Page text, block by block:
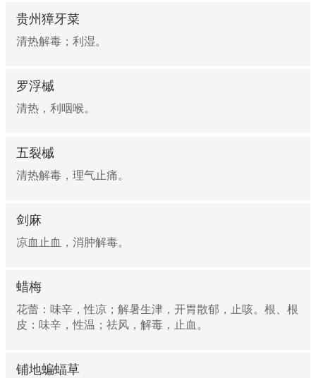
贵州獐牙菜
清热解毒；利湿。
罗浮槭
清热，利咽喉。
五裂槭
清热解毒，理气止痛。
剑麻
凉血止血，消肿解毒。
蜡梅
花蕾：味辛，性凉；解暑生津，开胃散郁，止咳。根、根
皮：味辛，性温；祛风，解毒，止血。
铺地蝙蝠草